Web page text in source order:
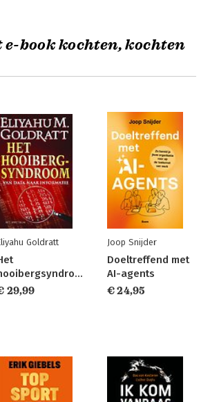
book kochten, kochten
Goldratt
hooibergsyndroom
29,99
Joop Snijder
Doeltreffend met
AI-agents
€ 24,95